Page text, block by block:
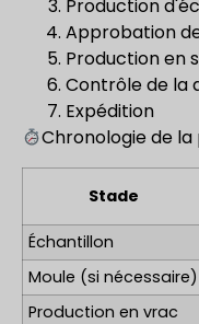
Production
Approbation
Production en
Contrôle de la
Expédition
Chronologie de
Stade
Échantillon
Moule (si nécessaire)
Production en vrac